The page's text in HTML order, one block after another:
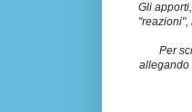
Gli
Per
allegando